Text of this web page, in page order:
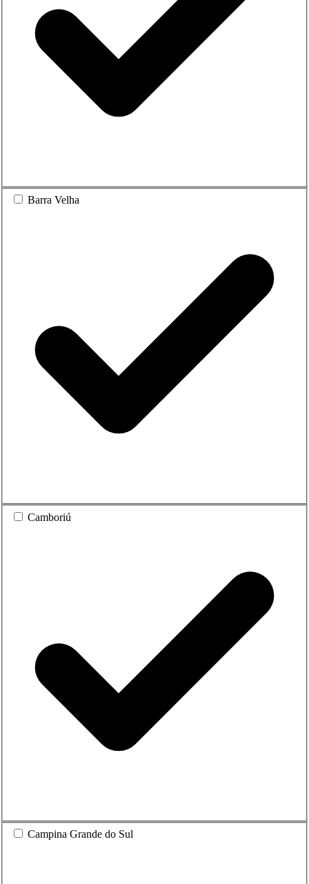
Barra Velha
Camboriú
Campina Grande do Sul